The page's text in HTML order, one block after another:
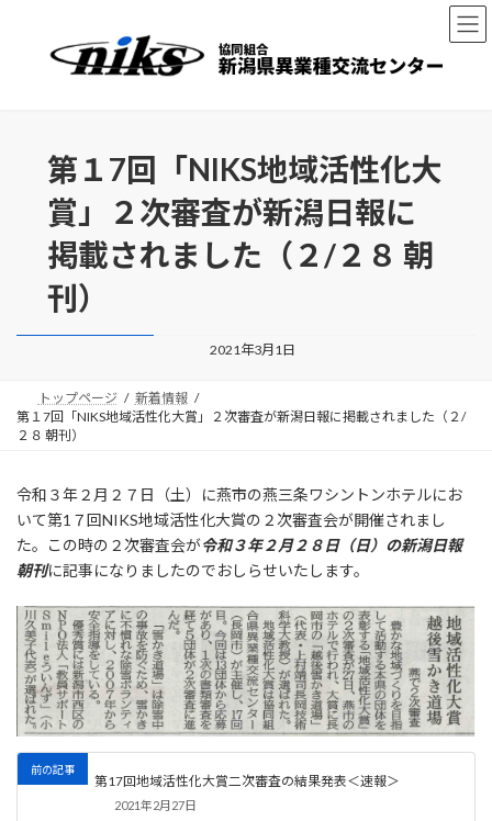
第１7回「NIKS地域活性化大
賞」２次審査が新潟日報に
掲載されました（２/２８ 朝
刊）
2021年3月1日
トップページ
新着情報
第１7回「NIKS地域活性化大賞」２次審査が新潟日報に掲載されました（２/
２８ 朝刊）
令和３年２月２７日（土）に燕市の燕三条ワシントンホテルにお
いて第1７回NIKS地域活性化大賞の２次審査会が開催されまし
た。この時の２次審査会が令和３年２月２８日（日）の新潟日報
朝刊に記事になりましたのでおしらせいたします。
前の記事
第17回地域活性化大賞二次審査の結果発表＜速報＞
2021年2月27日